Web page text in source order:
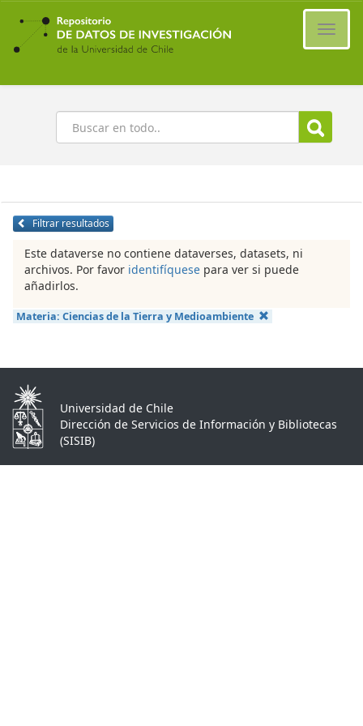
Ir
contenido
principal
Buscar
Filtrar resultados
Este dataverse no contiene dataverses, datasets, ni
archivos. Por favor identifíquese para ver si puede
añadirlos.
Materia: Ciencias de la Tierra y Medioambiente
Universidad de Chile
Dirección de Servicios de Información y Bibliotecas
(SISIB)